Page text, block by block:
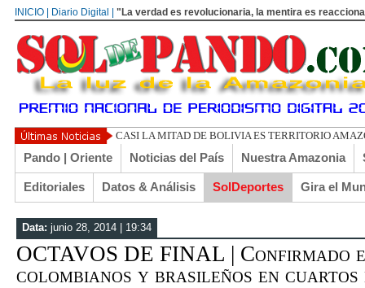
INICIO | Diario Digital | "La verdad es revolucionaria, la mentira es
UN LIBERTA
Pando | Oriente Noticias del País Nuestra Amazonia
Editoriales Datos & Análisis SolDeportes Gira el
Data: junio 28, 2014 | 19:34
OCTAVOS DE FINAL | Confirmado
colombianos y brasileños en